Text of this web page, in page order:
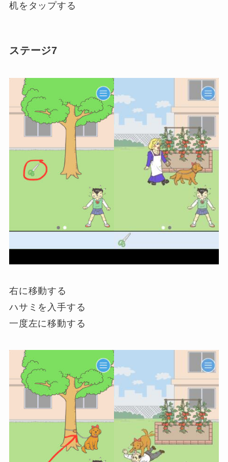
机をタップする
ステージ7
右に移動する
ハサミを入手する
一度左に移動する